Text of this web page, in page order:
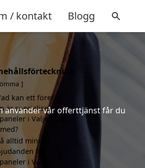
/ kontakt Blogg
använder vår offerttjänst får du
kan ett företag
är specialiserat på
i Valje hjälpa
alltid minst 3
för
i Valje